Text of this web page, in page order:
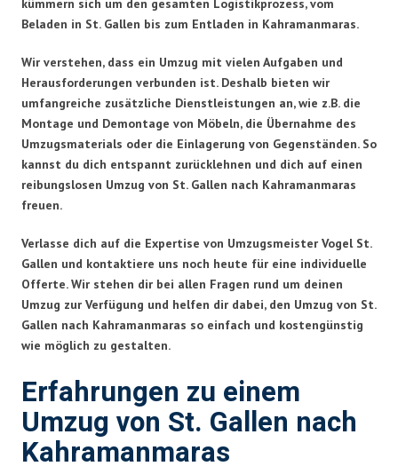
kümmern sich um den gesamten Logistikprozess, vom
Beladen in St. Gallen bis zum Entladen in Kahramanmaras.
Wir verstehen, dass ein Umzug mit vielen Aufgaben und
Herausforderungen verbunden ist. Deshalb bieten wir
umfangreiche zusätzliche Dienstleistungen an, wie z.B. die
Montage und Demontage von Möbeln, die Übernahme des
Umzugsmaterials oder die Einlagerung von Gegenständen. So
kannst du dich entspannt zurücklehnen und dich auf einen
reibungslosen Umzug von St. Gallen nach Kahramanmaras
freuen.
Verlasse dich auf die Expertise von Umzugsmeister Vogel St.
Gallen und kontaktiere uns noch heute für eine individuelle
Offerte. Wir stehen dir bei allen Fragen rund um deinen
Umzug zur Verfügung und helfen dir dabei, den Umzug von St.
Gallen nach Kahramanmaras so einfach und kostengünstig
wie möglich zu gestalten.
Erfahrungen zu einem
Umzug von St. Gallen nach
Kahramanmaras